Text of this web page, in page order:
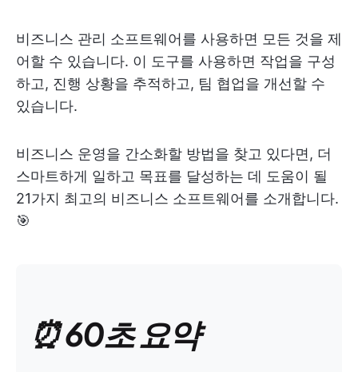
비즈니스 관리 소프트웨어를 사용하면 모든 것을 제
어할 수 있습니다. 이 도구를 사용하면 작업을 구성
하고, 진행 상황을 추적하고, 팀 협업을 개선할 수
있습니다.
비즈니스 운영을 간소화할 방법을 찾고 있다면, 더
스마트하게 일하고 목표를 달성하는 데 도움이 될
21가지 최고의 비즈니스 소프트웨어를 소개합니다.
🎯
⏰ 60초 요약